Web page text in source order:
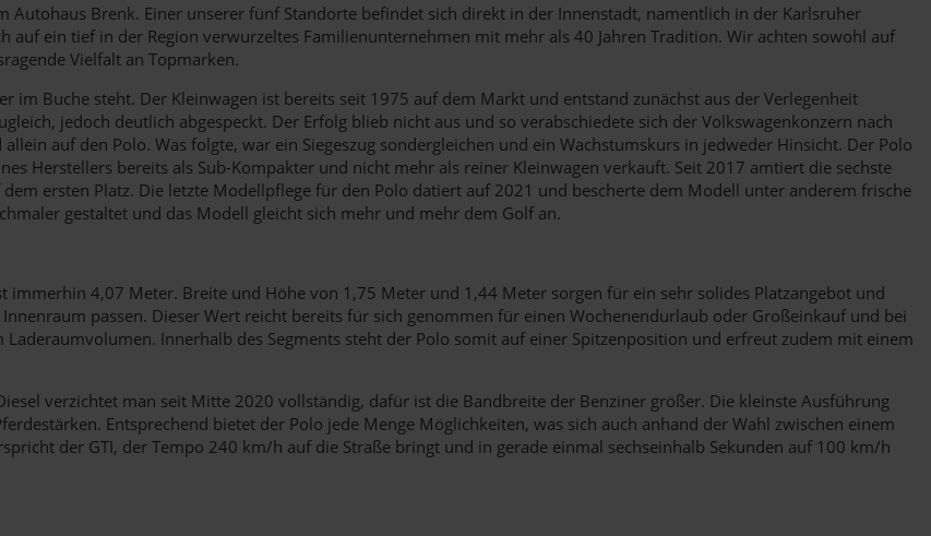
Autohaus Brenk. Einer unserer fünf Standorte befindet sich direkt in der Innenstadt, namentlich in der Karlsruher
auf ein tief in der Region verwurzeltes Familienunternehmen mit mehr als 40 Jahren Tradition. Wir achten sowohl auf
Vielfalt an Topmarken.
im Buche steht. Der Kleinwagen ist bereits seit 1975 auf dem Markt und entstand zunächst aus der Verlegenheit
jedoch deutlich abgespeckt. Der Erfolg blieb nicht aus und so verabschiedete sich der Volkswagenkonzern nach
auf den Polo. Was folgte, war ein Siegeszug sondergleichen und ein Wachstumskurs in jedweder Hinsicht. Der Polo
Herstellers bereits als Sub-Kompakter und nicht mehr als reiner Kleinwagen verkauft. Seit 2017 amtiert die sechste
ersten Platz. Die letzte Modellpflege für den Polo datiert auf 2021 und bescherte dem Modell unter anderem frische
gestaltet und das Modell gleicht sich mehr und mehr dem Golf an.
immerhin 4,07 Meter. Breite und Höhe von 1,75 Meter und 1,44 Meter sorgen für ein sehr solides Platzangebot und
passen. Dieser Wert reicht bereits für sich genommen für einen Wochenendurlaub oder Großeinkauf und bei
Innerhalb des Segments steht der Polo somit auf einer Spitzenposition und erfreut zudem mit einem
verzichtet man seit Mitte 2020 vollständig, dafür ist die Bandbreite der Benziner größer. Die kleinste Ausführung
Entsprechend bietet der Polo jede Menge Möglichkeiten, was sich auch anhand der Wahl zwischen einem
der GTI, der Tempo 240 km/h auf die Straße bringt und in gerade einmal sechseinhalb Sekunden auf 100 km/h